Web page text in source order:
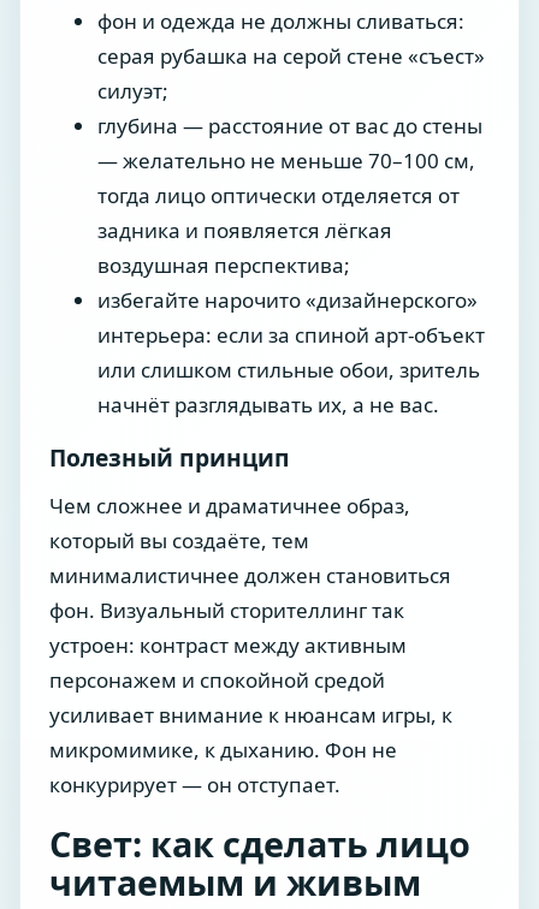
фон и одежда не должны сливаться:
серая рубашка на серой стене «съест»
силуэт;
глубина — расстояние от вас до стены
— желательно не меньше 70–100 см,
тогда лицо оптически отделяется от
задника и появляется лёгкая
воздушная перспектива;
избегайте нарочито «дизайнерского»
интерьера: если за спиной арт-объект
или слишком стильные обои, зритель
начнёт разглядывать их, а не вас.
Полезный принцип
Чем сложнее и драматичнее образ,
который вы создаёте, тем
минималистичнее должен становиться
фон. Визуальный сторителлинг так
устроен: контраст между активным
персонажем и спокойной средой
усиливает внимание к нюансам игры, к
микромимике, к дыханию. Фон не
конкурирует — он отступает.
Свет: как сделать лицо
читаемым и живым